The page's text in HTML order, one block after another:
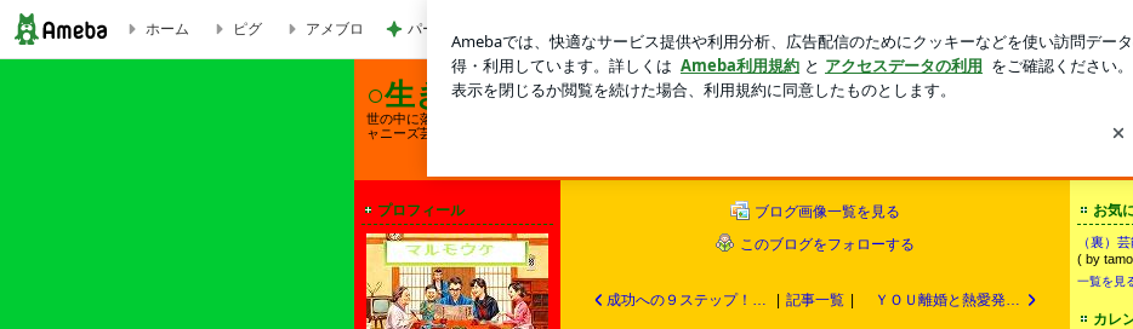
小野真弓とスピードワゴン小沢結婚したの？ | ○生きてるだけで丸儲け本舗○
ホーム ピグ アメブロ パートのやる気をアピールする勉強
○生きてるだけで丸儲け本舗○
世の中に落ちてるお役立ち情報からＢ級ネタまで満載・・・！知識の泉！拾い集めてみませんか。 今が旬ネタ☆画像☆ハリウッ
ャニーズ芸能☆経済ニュース☆競馬ロト６☆映画ドラマＴＶ☆お笑い面白☆アジアアメリカハワイ☆世の中の話題丸ごと丸儲
プロフィール
ブログ画像一覧を見る
このブログをフォローする
成功への９ステップ！人生を変えるセミナー 記事一覧 ＹＯＵ離婚と熱愛発覚！14歳年下ダンサー ＡＴＳＵＳＨＩ
お気
（裏）
( by
一覧を見
カレ